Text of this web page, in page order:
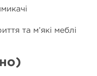
та м’які меблі